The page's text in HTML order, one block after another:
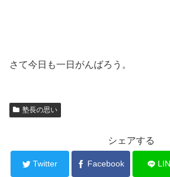
さて今日も一日がんばろう。
塾長の思い
シェアする
Twitter Facebook